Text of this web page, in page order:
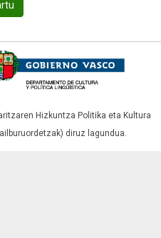
Hizkuntza Politika eta Kultura
diruz lagundua.